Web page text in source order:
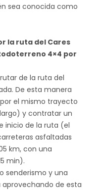
sea conocida como
la ruta del Cares
4×4 por
de la ruta del
De esta manera
el mismo trayecto
y contratar un
inicio de la ruta (el
asfaltadas
km, con una
min).
senderismo y una
de esta